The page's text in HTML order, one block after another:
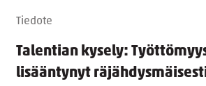
Tiedote
Talentian kysely:
lisääntynyt